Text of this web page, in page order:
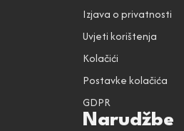
Izjava o privatnosti
Uvjeti korištenja
Kolačići
Postavke kolačića
GDPR
Narudžbe